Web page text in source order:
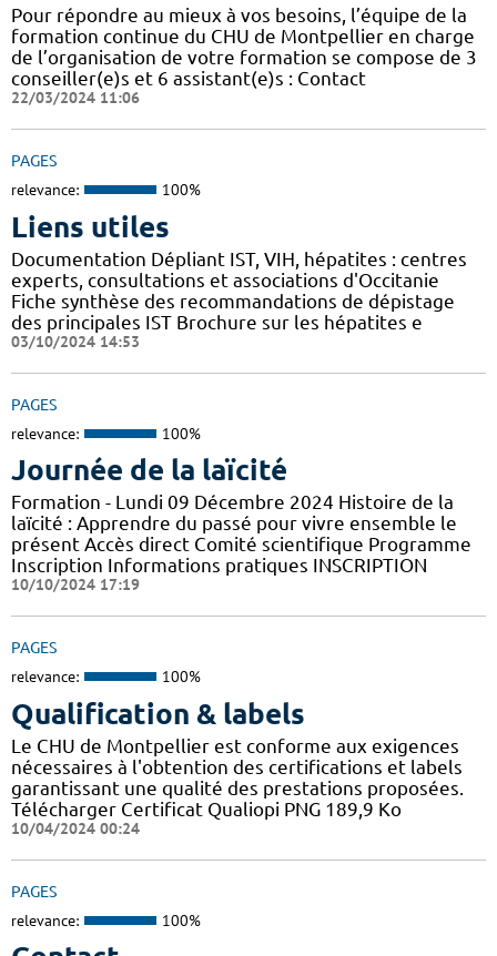
Pour répondre au mieux à vos besoins, l’équipe de la
formation continue du CHU de Montpellier en charge
de l’organisation de votre formation se compose de 3
conseiller(e)s et 6 assistant(e)s : Contact
22/03/2024 11:06
PAGES
relevance: 100%
Liens utiles
Documentation Dépliant IST, VIH, hépatites : centres
experts, consultations et associations d'Occitanie
Fiche synthèse des recommandations de dépistage
des principales IST Brochure sur les hépatites e
03/10/2024 14:53
PAGES
relevance: 100%
Journée de la laïcité
Formation - Lundi 09 Décembre 2024 Histoire de la
laïcité : Apprendre du passé pour vivre ensemble le
présent Accès direct Comité scientifique Programme
Inscription Informations pratiques ​INSCRIPTION
10/10/2024 17:19
PAGES
relevance: 100%
Qualification & labels
Le CHU de Montpellier est conforme aux exigences
nécessaires à l'obtention des certifications et labels
garantissant une qualité des prestations proposées.
Télécharger Certificat Qualiopi PNG 189,9 Ko
10/04/2024 00:24
PAGES
relevance: 100%